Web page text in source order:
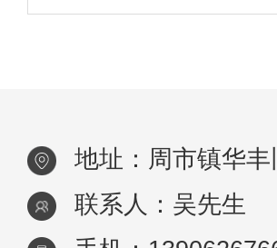
其他品牌的车有哪些优势呢
地址：周市镇华
联系人：吴先生